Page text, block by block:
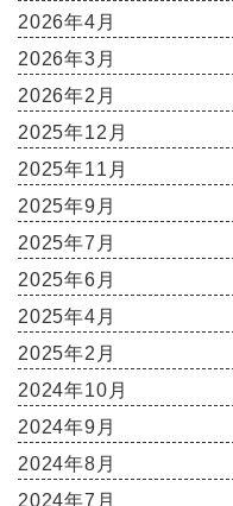
2026年4月
2026年3月
2026年2月
2025年12月
2025年11月
2025年9月
2025年7月
2025年6月
2025年4月
2025年2月
2024年10月
2024年9月
2024年8月
2024年7月